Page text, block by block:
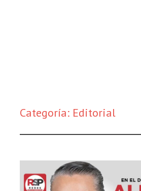
Categoría: Editorial